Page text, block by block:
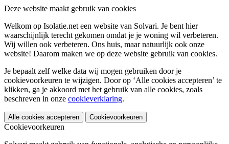
Deze website maakt gebruik van cookies
Welkom op Isolatie.net een website van Solvari. Je bent hier
waarschijnlijk terecht gekomen omdat je je woning wil verbeteren.
Wij willen ook verbeteren. Ons huis, maar natuurlijk ook onze
website! Daarom maken we op deze website gebruik van cookies.
Je bepaalt zelf welke data wij mogen gebruiken door je
cookievoorkeuren te wijzigen. Door op ‘Alle cookies accepteren’ te
klikken, ga je akkoord met het gebruik van alle cookies, zoals
beschreven in onze cookieverklaring.
Alle cookies accepteren Cookievoorkeuren
Cookievoorkeuren